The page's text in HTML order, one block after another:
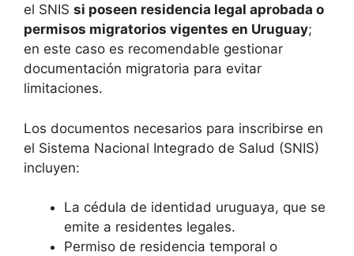
el SNIS si poseen residencia legal aprobada o
permisos migratorios vigentes en Uruguay;
en este caso es recomendable gestionar
documentación migratoria para evitar
limitaciones.
Los documentos necesarios para inscribirse en
el Sistema Nacional Integrado de Salud (SNIS)
incluyen:
La cédula de identidad uruguaya, que se
emite a residentes legales.
Permiso de residencia temporal o